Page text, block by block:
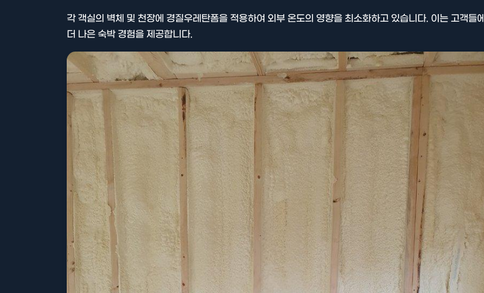
각 객실의 벽체 및 천장에 경질우레탄폼을 적용하여 외부 온도의 영향을 최소화하고 있습니다. 이는 고객들
더 나은 숙박 경험을 제공합니다.